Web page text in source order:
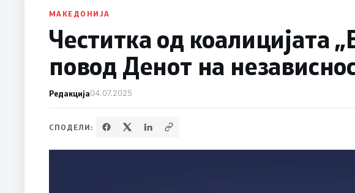
МАКЕДОНИЈА
Честитка од коалицијата
повод Денот на
Редакција04.07.2025
СПОДЕЛИ: